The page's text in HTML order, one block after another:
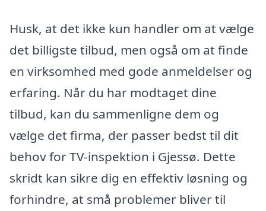
Husk, at det ikke kun handler om at vælge
det billigste tilbud, men også om at finde
en virksomhed med gode anmeldelser og
erfaring. Når du har modtaget dine
tilbud, kan du sammenligne dem og
vælge det firma, der passer bedst til dit
behov for TV-inspektion i Gjessø. Dette
skridt kan sikre dig en effektiv løsning og
forhindre, at små problemer bliver til